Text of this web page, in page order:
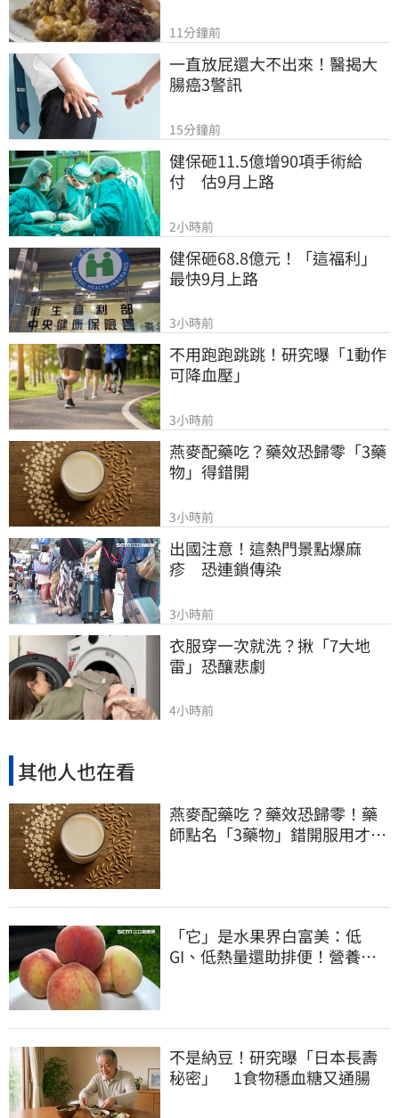
11分鐘前
一直放屁還大不出來！醫揭大
腸癌3警訊
15分鐘前
健保砸11.5億增90項手術給
付　估9月上路
2小時前
健保砸68.8億元！「這福利」
最快9月上路
3小時前
不用跑跑跳跳！研究曝「1動作
可降血壓」
3小時前
燕麥配藥吃？藥效恐歸零「3藥
物」得錯開
3小時前
出國注意！這熱門景點爆麻
疹　恐連鎖傳染
3小時前
衣服穿一次就洗？揪「7大地
雷」恐釀悲劇
4小時前
其他人也在看
燕麥配藥吃？藥效恐歸零！藥
師點名「3藥物」錯開服用才安
「它」是水果界白富美：低
GI、低熱量還助排便！營養師
不是納豆！研究曝「日本長壽
秘密」 1食物穩血糖又通腸